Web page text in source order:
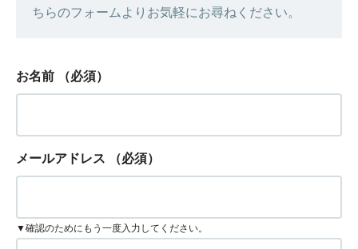
ちらのフォームよりお気軽にお尋ねください。
お名前 （必須）
メールアドレス （必須）
▼確認のためにもう一度入力してください。